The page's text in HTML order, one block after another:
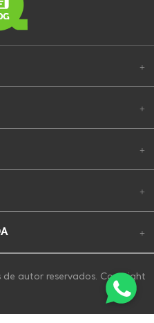
+
+
+
+
+
de autor reservados. Copyright